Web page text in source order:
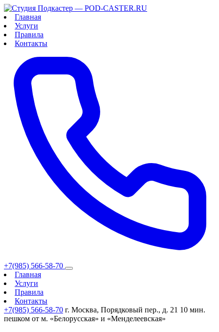
Главная
Услуги
Правила
Контакты
+7(985) 566-58-70
Главная
Услуги
Правила
Контакты
+7(985) 566-58-70 г. Москва, Порядковый пер., д. 21 10 мин.
пешком от м. «Белорусская» и «Менделеевская»